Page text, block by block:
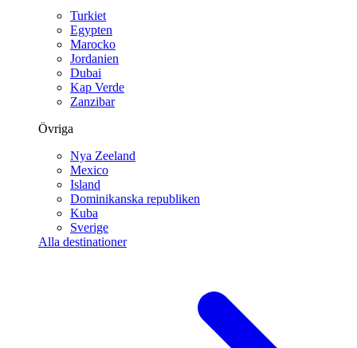
Turkiet
Egypten
Marocko
Jordanien
Dubai
Kap Verde
Zanzibar
Övriga
Nya Zeeland
Mexico
Island
Dominikanska republiken
Kuba
Sverige
Alla destinationer